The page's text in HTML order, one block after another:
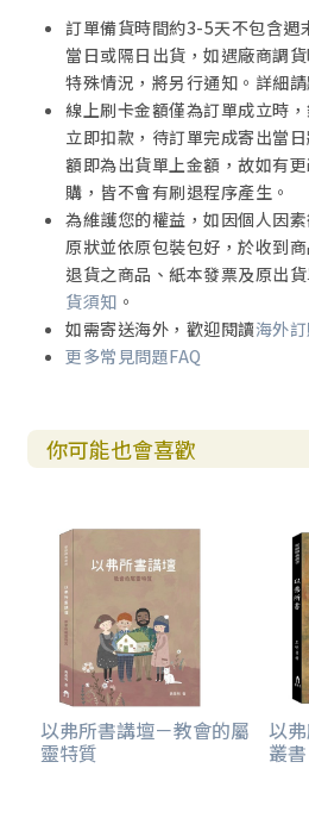
訂單備貨時間約3-5天不包含週
當日或隔日出貨，如遇廠商調
特殊情況，將另行通知。詳細
線上刷卡金額僅為訂單成立時
立即扣款，待訂單完成寄出當
額即為出貨單上金額，故如有
購，皆不會有刷退程序產生。
為維護您的權益，如因個人因
原狀並依原包裝包好，於收到
退貨之商品、紙本發票及原出
貨須知 。
如需寄送海外，歡迎閱讀海外
更多常見問題FAQ
你可能也會喜歡
以弗所書講壇－教會的屬
靈特質
以
叢書